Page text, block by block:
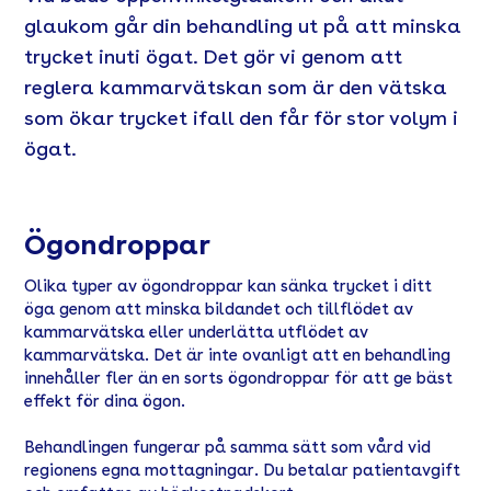
glaukom går din behandling ut på att minska
trycket inuti ögat. Det gör vi genom att
reglera kammarvätskan som är den vätska
som ökar trycket ifall den får för stor volym i
ögat.
Ögondroppar
Olika typer av ögondroppar kan sänka trycket i ditt
öga genom att minska bildandet och tillflödet av
kammarvätska eller underlätta utflödet av
kammarvätska. Det är inte ovanligt att en behandling
innehåller fler än en sorts ögondroppar för att ge bäst
effekt för dina ögon.
Behandlingen fungerar på samma sätt som vård vid
regionens egna mottagningar. Du betalar patientavgift